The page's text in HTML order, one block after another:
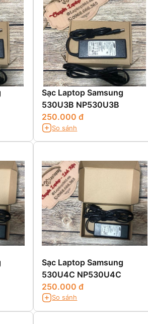
Sạc Laptop Samsung
530U3B NP530U3B
250.000 đ
So sánh
Sạc Laptop Samsung
530U4C NP530U4C
250.000 đ
So sánh